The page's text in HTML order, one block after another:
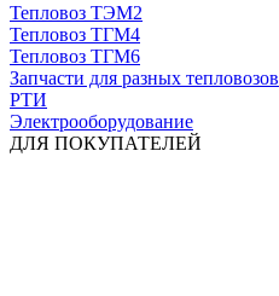
Тепловоз ТЭМ2
Тепловоз ТГМ4
Тепловоз ТГМ6
Запчасти для разных тепловозов
РТИ
Электрооборудование
ДЛЯ ПОКУПАТЕЛЕЙ